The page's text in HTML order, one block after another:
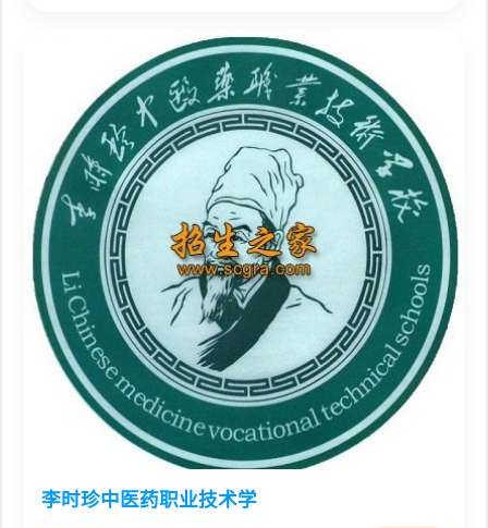
李时珍中医药职业技术学